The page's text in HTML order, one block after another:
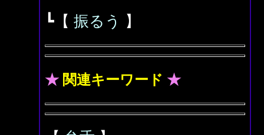
┗【 振るう 】
★ 関連キーワード ★